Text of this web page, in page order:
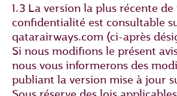
1.3 La version la plus récente
confidentialité est consultable
qatarairways.com (ci-après
Si nous modifions le présent
nous vous informerons des
publiant la version mise à jour